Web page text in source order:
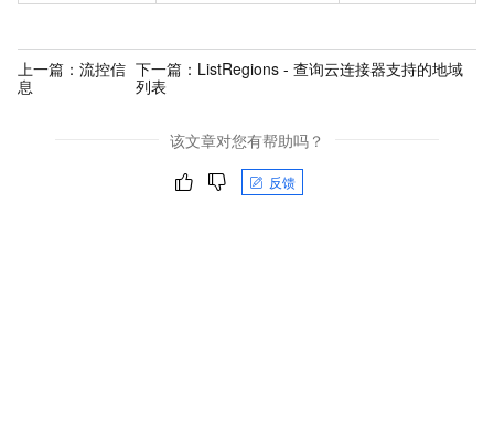
上一篇： 流控信
息
下一篇： ListRegions - 查询云连接器支持的地域
列表
该文章对您有帮助吗？
反馈